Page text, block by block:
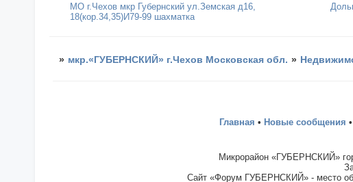
МО г.Чехов мкр Губернский ул.Земская д16,
18(кор.34,35)И79-99 шахматка
» мкр.«ГУБЕРНСКИЙ» г.Чехов Московская обл. »
Главная • Новые сообщения •
Микрорайон «ГУБЕРНСКИЙ»
Сайт «Форум ГУБЕРНСКИЙ» - место